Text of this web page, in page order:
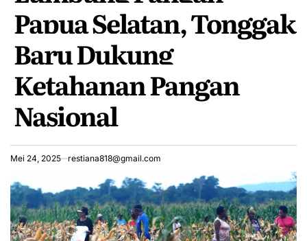
Papua Selatan, Tonggak
Baru Dukung
Ketahanan Pangan
Nasional
Mei 24, 2025 restiana818@gmail.com